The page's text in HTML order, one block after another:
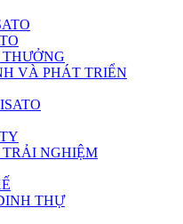
VÀ PHÁT TRIỂN
NGHIỆM
THỰ